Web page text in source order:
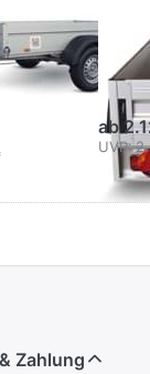
B
HA
1000
ab
UVP:
Zahlung